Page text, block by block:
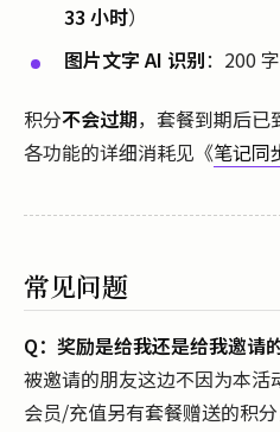
33 小时）
图片文字 AI 识别：200
积分不会过期，套餐到期后已
各功能的详细消耗见《笔记同
常见问题
Q：奖励是给我还是给我邀请
被邀请的朋友这边不因为本
会员/充值另有套餐赠送的积分